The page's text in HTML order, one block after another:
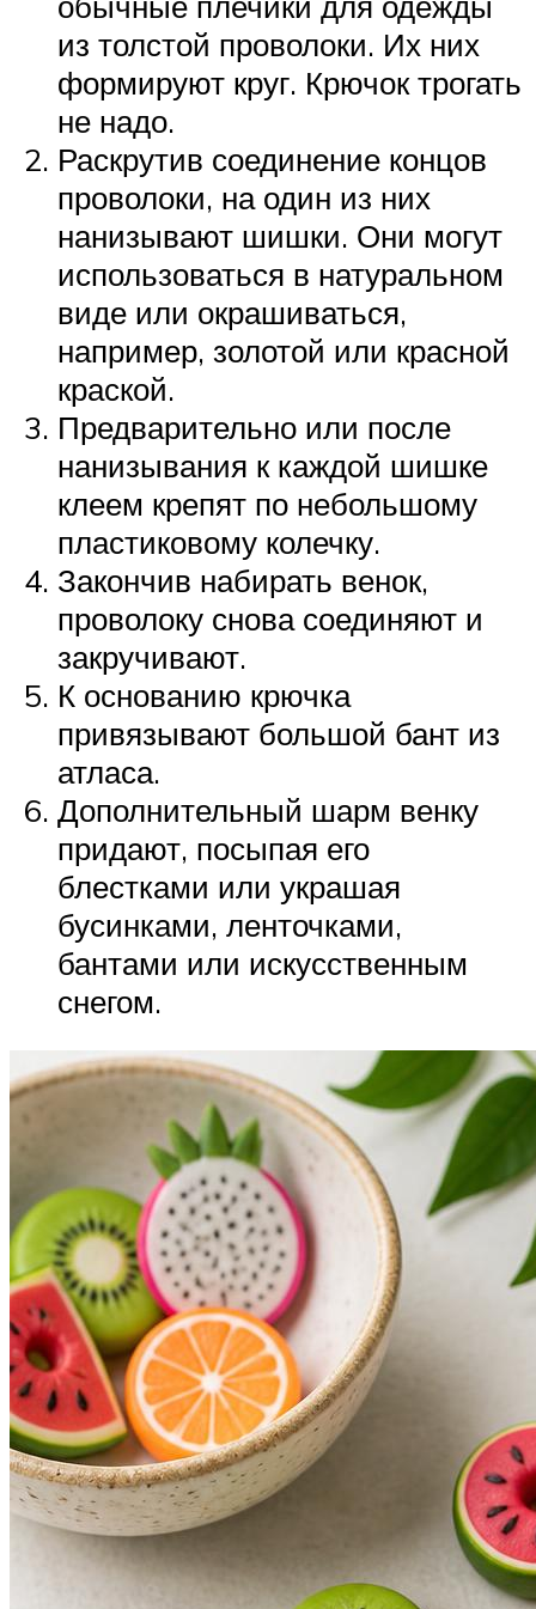
из толстой проволоки. Их них
формируют круг. Крючок трогать
не надо.
Раскрутив соединение концов
проволоки, на один из них
нанизывают шишки. Они могут
использоваться в натуральном
виде или окрашиваться,
например, золотой или красной
краской.
Предварительно или после
нанизывания к каждой шишке
клеем крепят по небольшому
пластиковому колечку.
Закончив набирать венок,
проволоку снова соединяют и
закручивают.
К основанию крючка
привязывают большой бант из
атласа.
Дополнительный шарм венку
придают, посыпая его
блестками или украшая
бусинками, ленточками,
бантами или искусственным
снегом.